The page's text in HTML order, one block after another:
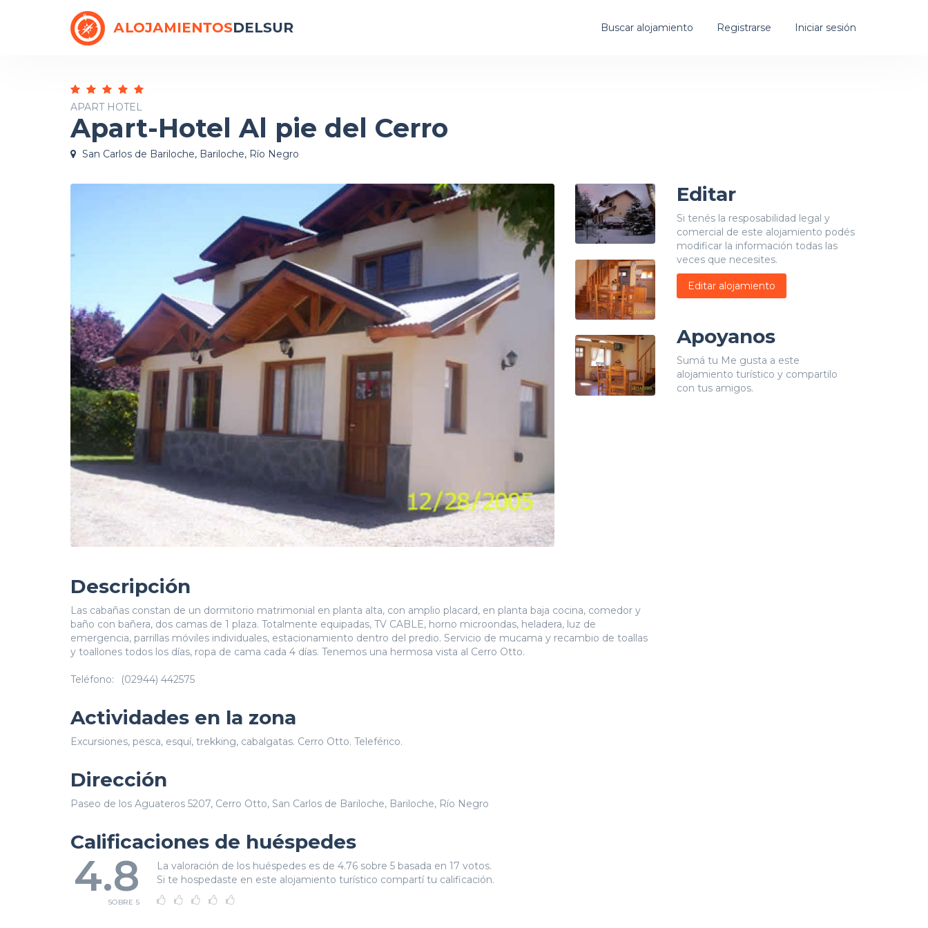
Buscar alojamiento Registrarse Iniciar sesión
APART HOTEL
Apart-Hotel Al pie del Cerro
San Carlos de Bariloche, Bariloche, Río Negro
Descripción
Las cabañas constan de un dormitorio matrimonial en planta alta, con amplio placard, en planta baja cocina, comedor y
baño con bañera, dos camas de 1 plaza. Totalmente equipadas, TV CABLE, horno microondas, heladera, luz de
emergencia, parrillas móviles individuales, estacionamiento dentro del predio. Servicio de mucama y recambio de toallas
y toallones todos los días, ropa de cama cada 4 días. Tenemos una hermosa vista al Cerro Otto.
Teléfono: (02944) 442575
Actividades en la zona
Excursiones, pesca, esquí, trekking, cabalgatas. Cerro Otto. Teleférico.
Dirección
Paseo de los Aguateros 5207, Cerro Otto, San Carlos de Bariloche, Bariloche, Río Negro
Calificaciones de huéspedes
4.8
SOBRE 5
La valoración de los huéspedes es de 4.76 sobre 5 basada en 17 votos.
Si te hospedaste en este alojamiento turístico compartí tu calificación.
Editar
Si tenés la resposabilidad legal y
comercial de este alojamiento podés
modificar la información todas las
veces que necesites.
Editar alojamiento
Apoyanos
Sumá tu Me gusta a este
alojamiento turístico y compartilo
con tus amigos.